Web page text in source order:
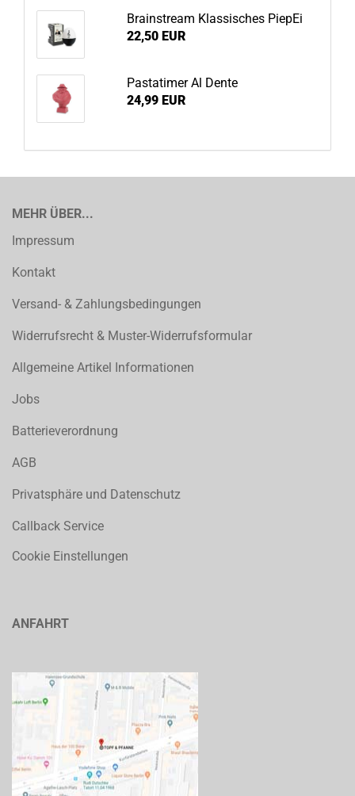
Brainstream Klassisches PiepEi
22,50 EUR
Pastatimer Al Dente
24,99 EUR
MEHR ÜBER...
Impressum
Kontakt
Versand- & Zahlungsbedingungen
Widerrufsrecht & Muster-Widerrufsformular
Allgemeine Artikel Informationen
Jobs
Batterieverordnung
AGB
Privatsphäre und Datenschutz
Callback Service
Cookie Einstellungen
ANFAHRT